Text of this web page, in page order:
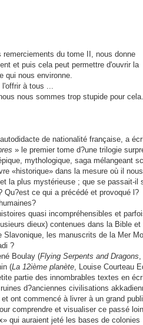
remerciements du tome II, nous donne
et puis cela peut permettre d'ouvrir la
qui nous environne.
à tous ...
nous nous sommes trop stupide pour cela.
autodidacte de nationalité française, a
» le premier tome d?une trilogie
mythologique, saga mélangeant
«historique» dans la mesure où il
la plus mystérieuse ; que se passait-il
Qu?est ce qui a précédé et provoqué l?
quasi incompréhensibles et
dieux) contenues dans la Bible et
les manuscrits de la Mer
?
Boulay (Flying Serpents and Dragons
(La 12ième planète , Louise Courteau
partie des innombrables textes en
d?anciennes civilisations
ont commencé à livrer à un grand
comprendre et visualiser ce passé
qui auraient jeté les bases de colonies